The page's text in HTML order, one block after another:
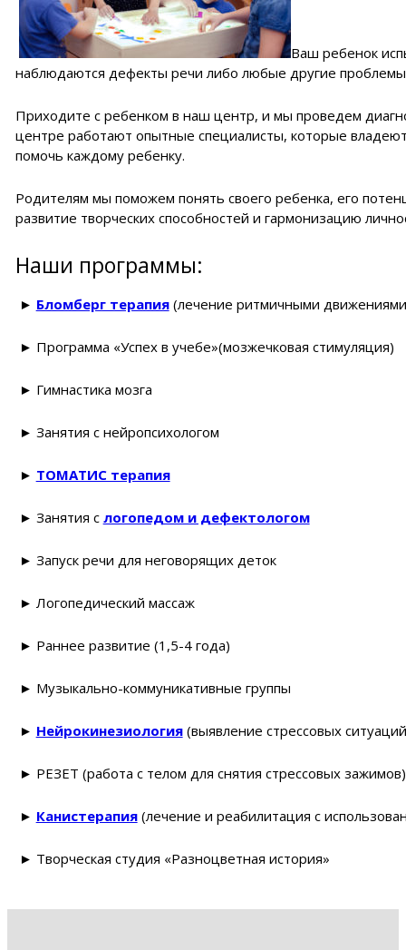
Ваш ребенок
наблюдаются дефекты речи либо любые другие
Приходите с ребенком в наш центр, и мы проведем
центре работают опытные специалисты, которые
помочь каждому ребенку.
Родителям мы поможем понять своего ребенка, его
развитие творческих способностей и гармонизацию
Наши программы:
► Бломберг терапия(лечение ритмичными
► Программа «Успех в учебе»(мозжечковая стимуляция)
► Гимнастика мозга
► Занятия с нейропсихологом
► ТОМАТИС терапия
► Занятия с логопедом и дефектологом
► Запуск речи для неговорящих деток
► Логопедический массаж
► Раннее развитие (1,5-4 года)
► Музыкально-коммуникативные группы
► Нейрокинезиология(выявление стрессовых
► РЕЗЕТ (работа с телом для снятия стрессовых зажимов)
► Канистерапия(лечение и реабилитация с
► Творческая студия «Разноцветная история»